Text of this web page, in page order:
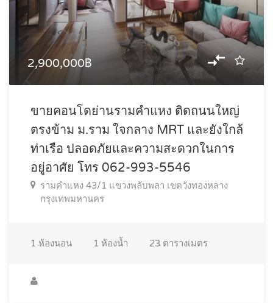
2,900,000฿
ขายคอนโดย่านรามคำแหง ติดถนนใหญ่
ตรงข้าม ม.ราม ใจกลาง MRT และยังใกล้
ท่าเรือ ปลอดภัยและความสะดวกในการ
อยู่อาศัย โทร 062-993-5546
รามคำแหง 43/1 แขวงพลับพลา เขตวังทองหลาง
กรุงเทพมหานคร
1 ห้องนอน 1 ห้องน้ำ 23 ตารางเมตร